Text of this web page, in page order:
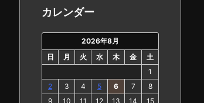
イ
ブ
カレンダー
2026年8月
日
月 火 水 木 金
土
1
2
3 4 5 6 7
8
9
10 11 12 13 14
15